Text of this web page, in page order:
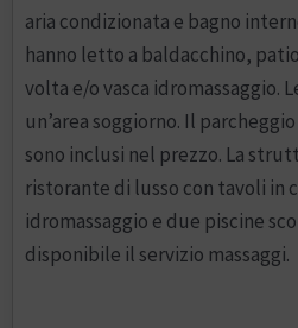
aria condizionata e bagno
hanno letto a baldacchino,
volta e/o vasca idromassaggio.
un’area soggiorno. Il
sono inclusi nel prezzo. La
ristorante di lusso con tavoli in
idromassaggio e due piscine
disponibile il servizio massaggi.